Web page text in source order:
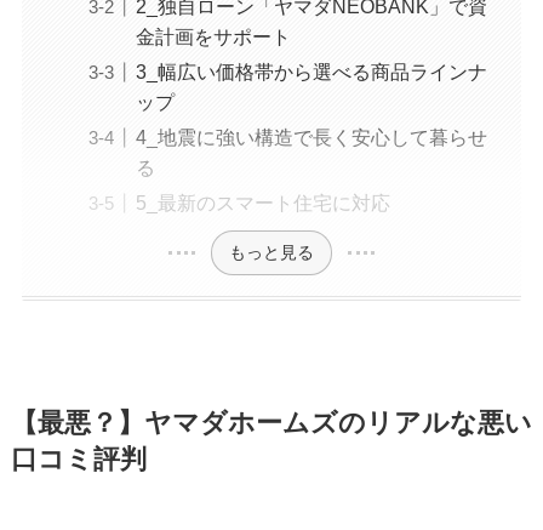
2_独自ローン「ヤマダNEOBANK」で資
金計画をサポート
3_幅広い価格帯から選べる商品ラインナ
ップ
4_地震に強い構造で長く安心して暮らせ
る
5_最新のスマート住宅に対応
もっと見る
【最悪？】ヤマダホームズのリアルな悪い
口コミ評判